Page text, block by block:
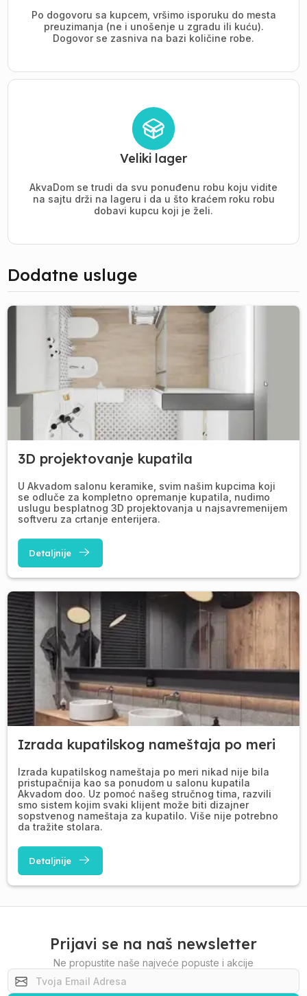
Po dogovoru sa kupcem, vršimo isporuku do mesta
preuzimanja (ne i unošenje u zgradu ili kuću).
Dogovor se zasniva na bazi količine robe.
Veliki lager
AkvaDom se trudi da svu ponuđenu robu koju vidite
na sajtu drži na lageru i da u što kraćem roku robu
dobavi kupcu koji je želi.
Dodatne usluge
3D projektovanje kupatila
U Akvadom salonu keramike, svim našim kupcima koji
se odluče za kompletno opremanje kupatila, nudimo
uslugu besplatnog 3D projektovanja u najsavremenijem
softveru za crtanje enterijera.
Detaljnije
Izrada kupatilskog nameštaja po meri
Izrada kupatilskog nameštaja po meri nikad nije bila
pristupačnija kao sa ponudom u salonu kupatila
Akvadom doo. Uz pomoć našeg stručnog tima, razvili
smo sistem kojim svaki klijent može biti dizajner
sopstvenog nameštaja za kupatilo. Više nije potrebno
da tražite stolara.
Detaljnije
Prijavi se na naš newsletter
Ne propustite naše najveće popuste i akcije